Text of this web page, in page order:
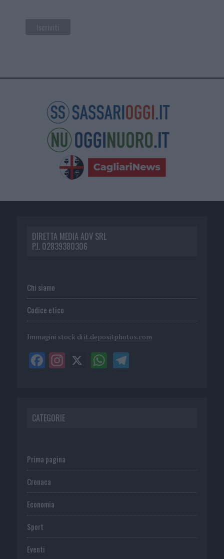
DIRETTA MEDIA ADV SRL
P.I. 02839380306
Chi siamo
Codice etico
Immagini stock di it.depositphotos.com
CATEGORIE
Prima pagina
Cronaca
Economia
Sport
Eventi